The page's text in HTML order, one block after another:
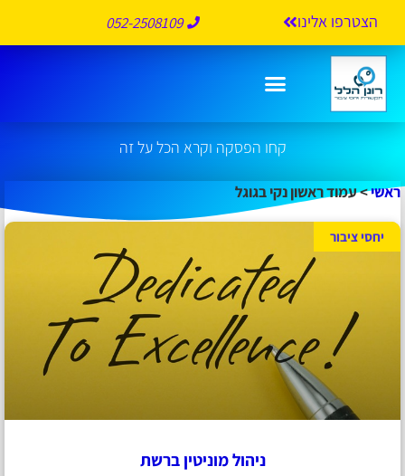
הצטרפו אלינו 052-2508109
קחו הפסקה וקרא הכל על זה
ראשי>עמוד ראשון נקי בגוגל
יחסי ציבור
ניהול מוניטין ברשת